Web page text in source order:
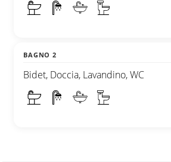
BAGNO 2
Bidet, Doccia, Lavandino, WC